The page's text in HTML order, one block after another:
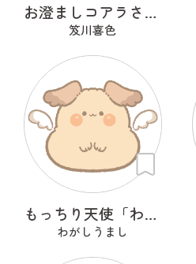
お澄ましコアラさん。
笈川喜色
もっちり天使「わんも」
わがしうまし